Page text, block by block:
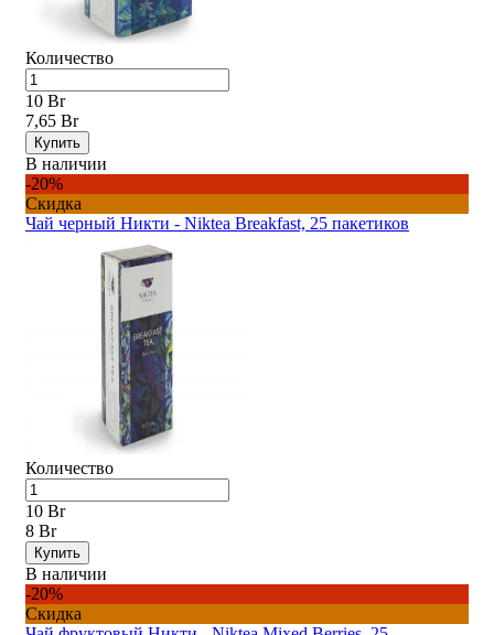
Количество
10 Br
7,65 Br
Купить
В наличии
-20%
Скидка
Чай черный Никти - Niktea Breakfast, 25 пакетиков
Количество
10 Br
8 Br
Купить
В наличии
-20%
Скидка